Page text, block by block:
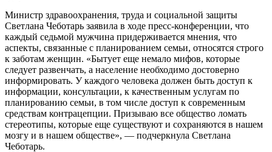
Министр здравоохранения, труда и социальной защиты
Светлана Че­ботарь заявила в ходе пресс-конфе­ренции, что
каждый седьмой муж­чина придерживается мнения, что
аспекты, связанные с планировани­ем семьи, относятся строго
к забо­там женщин. «Бытует еще немало мифов, которые
следует развенчать, а население необходимо достовер­но
информировать. У каждого чело­века должен быть доступ к
инфор­мации, консультации, к качествен­ным услугам по
планированию се­мьи, в том числе доступ к современ­ным
средствам контрацепции. При­зываю все общество ломать
стерео­типы, которые еще существуют и со­храняются в нашем
мозгу и в нашем обществе», — подчеркнула Светлана
Чеботарь.